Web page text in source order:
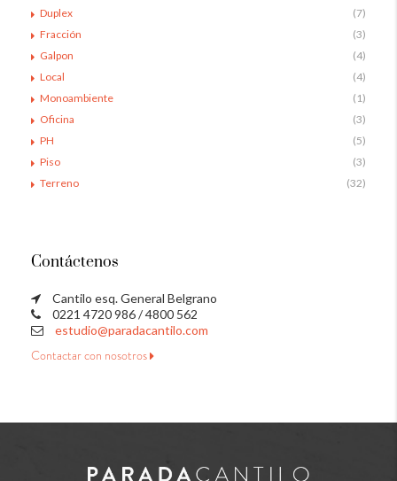
Duplex
(7)
Fracción
(3)
Galpon
(4)
Local
(4)
Monoambiente
(1)
Oficina
(3)
PH
(5)
Piso
(3)
Terreno
(32)
Contáctenos
Cantilo esq. General Belgrano
0221 4720 986 / 4800 562
estudio@paradacantilo.com
Contactar con nosotros